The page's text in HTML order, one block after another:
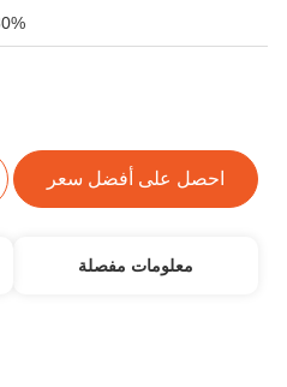
30% tt مقدما, 70% ميزان قبل يحمّل
احصل على أفضل سعر
معلومات مفصلة